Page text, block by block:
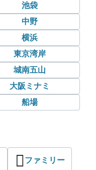
池袋
中野
横浜
東京湾岸
城南五山
大阪ミナミ
船場
ファミリー